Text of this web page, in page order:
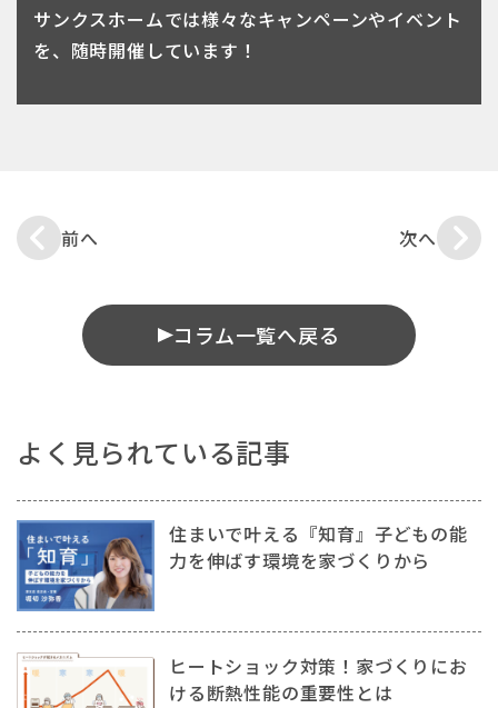
サンクスホームでは様々なキャンペーンやイベント
を、随時開催しています！
前へ 次へ
コラム一覧へ戻る
よく見られている記事
住まいで叶える『知育』子どもの能
力を伸ばす環境を家づくりから
ヒートショック対策！家づくりにお
ける断熱性能の重要性とは